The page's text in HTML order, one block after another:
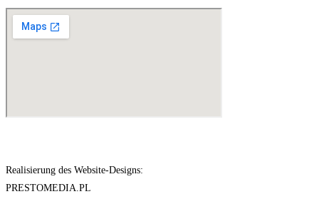
Realisierung des Website-Designs:
PRESTOMEDIA.PL